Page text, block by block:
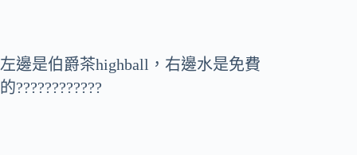
左邊是伯爵茶highball，右邊水是免費
的????????????